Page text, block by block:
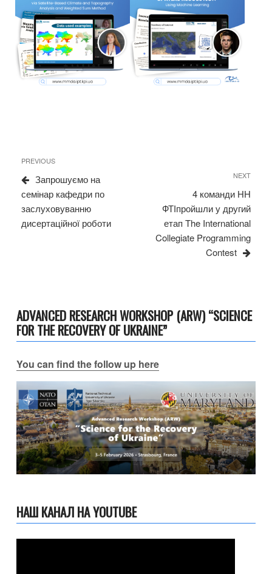
Навігація
записів
Previous
Post
PREVIOUS
Запрошуємо на
семінар кафедри по
заслуховуванню
дисертаційної роботи
Next
NEXT
4 команди НН
ФТІпройшли у другий
етап The International
Collegiate Programming
Contest
ADVANCED RESEARCH WORKSHOP (ARW) “SCIENCE
FOR THE RECOVERY OF UKRAINE”
You can find the follow up here
НАШ КАНАЛ НА YOUTUBE